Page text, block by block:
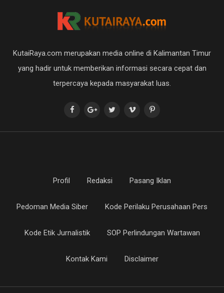
KutaiRaya.com merupakan media online di Kalimantan Timur
yang hadir untuk memberikan informasi secara cepat dan
terpercaya kepada masyarakat luas.
Profil Redaksi Pasang Iklan
Pedoman Media Siber Kode Perilaku Perusahaan Pers
Kode Etik Jurnalistik SOP Perlindungan Wartawan
Kontak Kami Disclaimer